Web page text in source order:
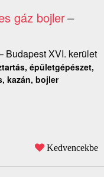
gáz bojler–
Budapest XVI. kerület
épületgépészet,
kazán, bojler
Kedvencekbe